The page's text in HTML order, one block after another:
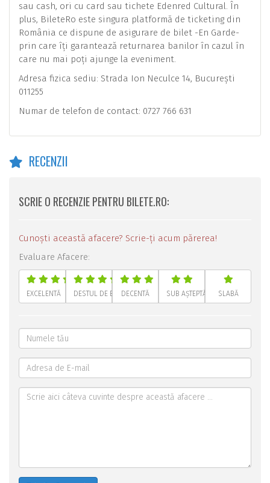
sau cash, ori cu card sau tichete Edenred Cultural. În
plus, BileteRo este singura platformă de ticketing din
România ce dispune de asigurare de bilet -En Garde-
prin care îți garantează returnarea banilor în cazul în
care nu mai poți ajunge la eveniment.
Adresa fizica sediu: Strada Ion Neculce 14, București
011255
Numar de telefon de contact: 0727 766 631
RECENZII
SCRIE O RECENZIE PENTRU BILETE.RO:
Cunoști această afacere? Scrie-ți acum părerea!
Evaluare Afacere:
EXCELENTĂ DESTUL DE BUNĂDECENTĂ SUB AȘTEPTĂRI SLABĂ